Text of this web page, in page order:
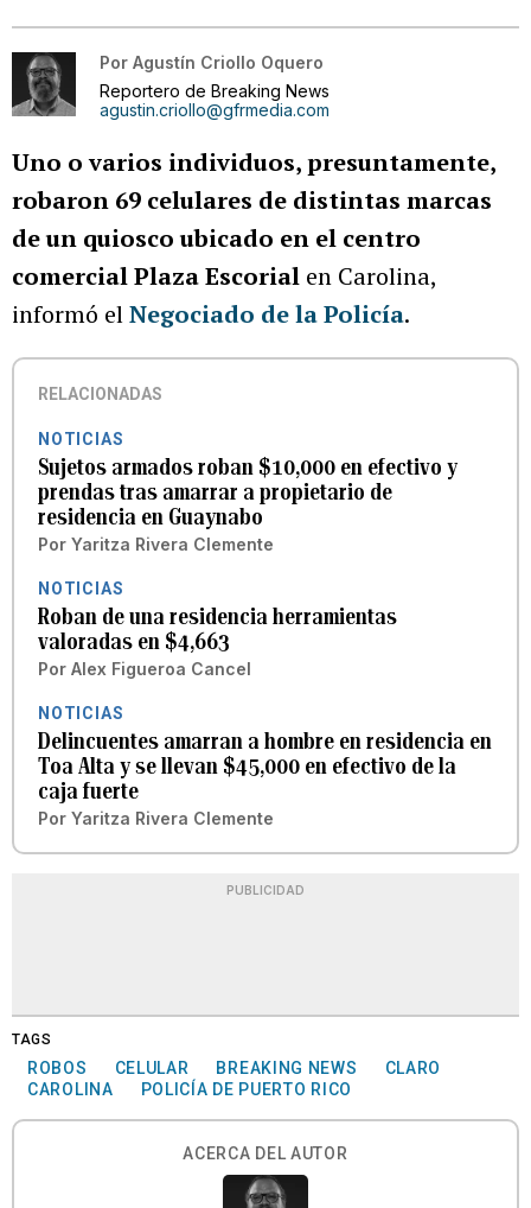
Por Agustín Criollo Oquero
Reportero de Breaking News
agustin.criollo@gfrmedia.com
Uno o varios individuos, presuntamente,
robaron 69 celulares de distintas marcas
de un quiosco ubicado en el centro
comercial Plaza Escorial en Carolina,
informó elNegociado de la Policía.
RELACIONADAS
NOTICIAS
Sujetos armados roban $10,000 en efectivo y
prendas tras amarrar a propietario de
residencia en Guaynabo
Por Yaritza Rivera Clemente
NOTICIAS
Roban de una residencia herramientas
valoradas en $4,663
Por Alex Figueroa Cancel
NOTICIAS
Delincuentes amarran a hombre en residencia en
Toa Alta y se llevan $45,000 en efectivo de la
caja fuerte
Por Yaritza Rivera Clemente
PUBLICIDAD
TAGS
ROBOS CELULAR BREAKING NEWS
CLARO
CAROLINA
POLICÍA DE PUERTO RICO
ACERCA DEL AUTOR